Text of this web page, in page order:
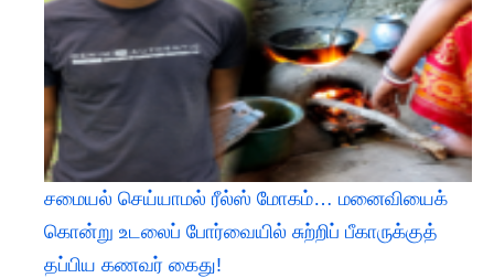
சமையல் செய்யாமல் ரீல்ஸ் மோகம்… மனைவியைக்
கொன்று உடலைப் போர்வையில் சுற்றிப் பீகாருக்குத்
தப்பிய கணவர் கைது!